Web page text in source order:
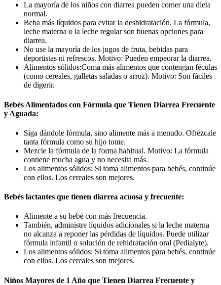
La mayoría de los niños con diarrea pueden comer una dieta
normal.
Beba más líquidos para evitar la deshidratación. La fórmula,
leche materna o la leche regular son buenas opciones para
diarrea.
No use la mayoría de los jugos de fruta, bebidas para
deportistas ni refrescos. Motivo: Pueden empeorar la diarrea.
Alimentos sólidos:Coma más alimentos que contengan féculas
(como cereales, galletas saladas o arroz). Motivo: Son fáciles
de digerir.
Bebés Alimentados con Fórmula que Tienen Diarrea Frecuente
y Aguada:
Siga dándole fórmula, sino alimente más a menudo. Ofrézcale
tanta fórmula como su hijo tome.
Mezcle la fórmula de la forma habitual. Motivo: La fórmula
contiene mucha agua y no necesita más.
Los alimentos sólidos: Si toma alimentos para bebés, continúe
con ellos. Los cereales son mejores.
Bebés lactantes que tienen diarrea acuosa y frecuente:
Alimente a su bebé con más frecuencia.
También, administre líquidos adicionales si la leche materna
no alcanza a reponer las pérdidas de líquidos. Puede utilizar
fórmula infantil o solución de rehidratación oral (Pedialyte).
Los alimentos sólidos: Si toma alimentos para bebés, continúe
con ellos. Los cereales son mejores.
Niños Mayores de 1 Año que Tienen Diarrea Frecuente y